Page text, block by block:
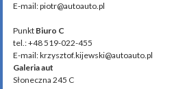
E-mail: piotr@autoauto.pl
Punkt Biuro C
tel.: +48 519-022-455
E-mail: krzysztof.kijewski@autoauto.pl
Galeria aut
Słoneczna 245 C